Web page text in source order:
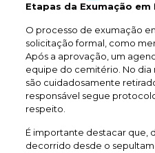
Etapas da Exumação em
O processo de exumação
solicitação formal, como
Após a aprovação, um
equipe do cemitério. No dia
são cuidadosamente
responsável segue
respeito.
É importante destacar
decorrido desde o